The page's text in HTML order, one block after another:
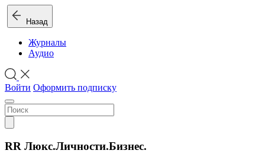
Назад
Журналы
Аудио
Войти Оформить подписку
RR Люкс.Личности.Бизнес.